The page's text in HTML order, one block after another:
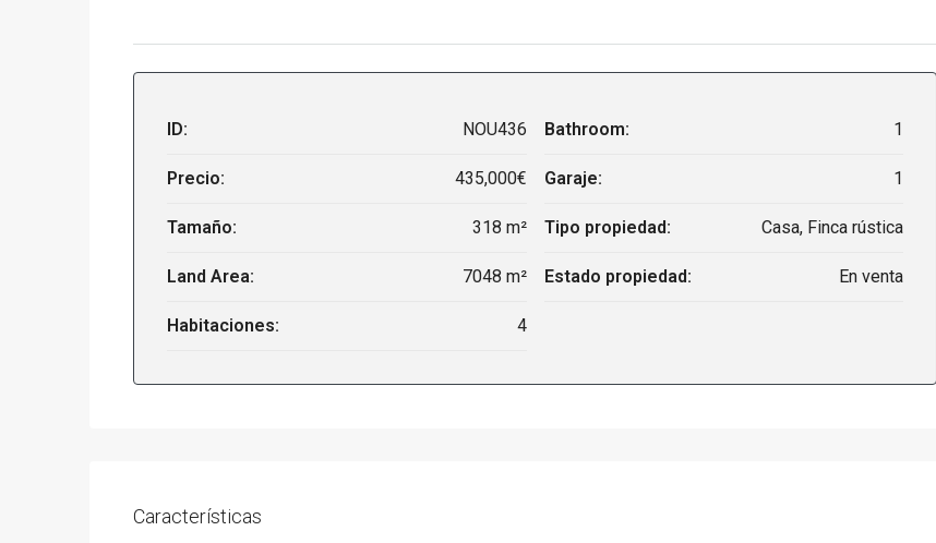
ID: NOU436
Precio: 435,000€
Tamaño: 318 m²
Land Area: 7048 m²
Habitaciones: 4
Bathroom: 1
Garaje: 1
Tipo propiedad: Casa, Finca rústica
Estado propiedad: En venta
Características